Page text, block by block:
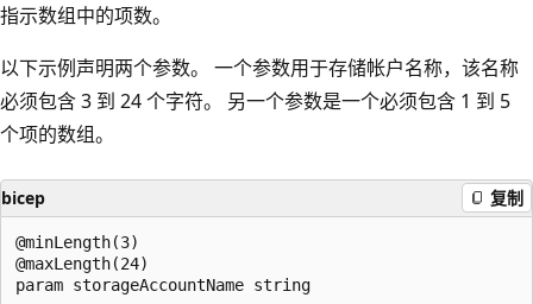
指示数组中的项数。
以下示例声明两个参数。 一个参数用于存储帐户名称，该名称
必须包含 3 到 24 个字符。 另一个参数是一个必须包含 1 到 5
个项的数组。
bicep 复制
@minLength(3)
@maxLength(24)
param storageAccountName string